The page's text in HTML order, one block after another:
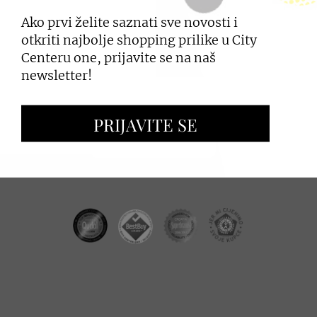
PRIJAVI SE
ZAKUP PROSTORA
OGLAŠAVANJE I PROMOCIJE
Ako prvi želite saznati sve novosti i
otkriti najbolje shopping prilike u City
Centeru one, prijavite se na naš
newsletter!
PRIJAVITE SE